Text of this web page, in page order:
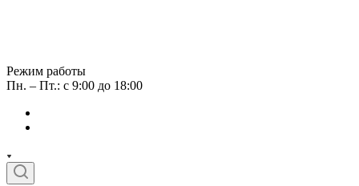
Режим работы
Пн. – Пт.: с 9:00 до 18:00